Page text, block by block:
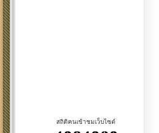
สถิติคนเข้าชมเว็บไซต์